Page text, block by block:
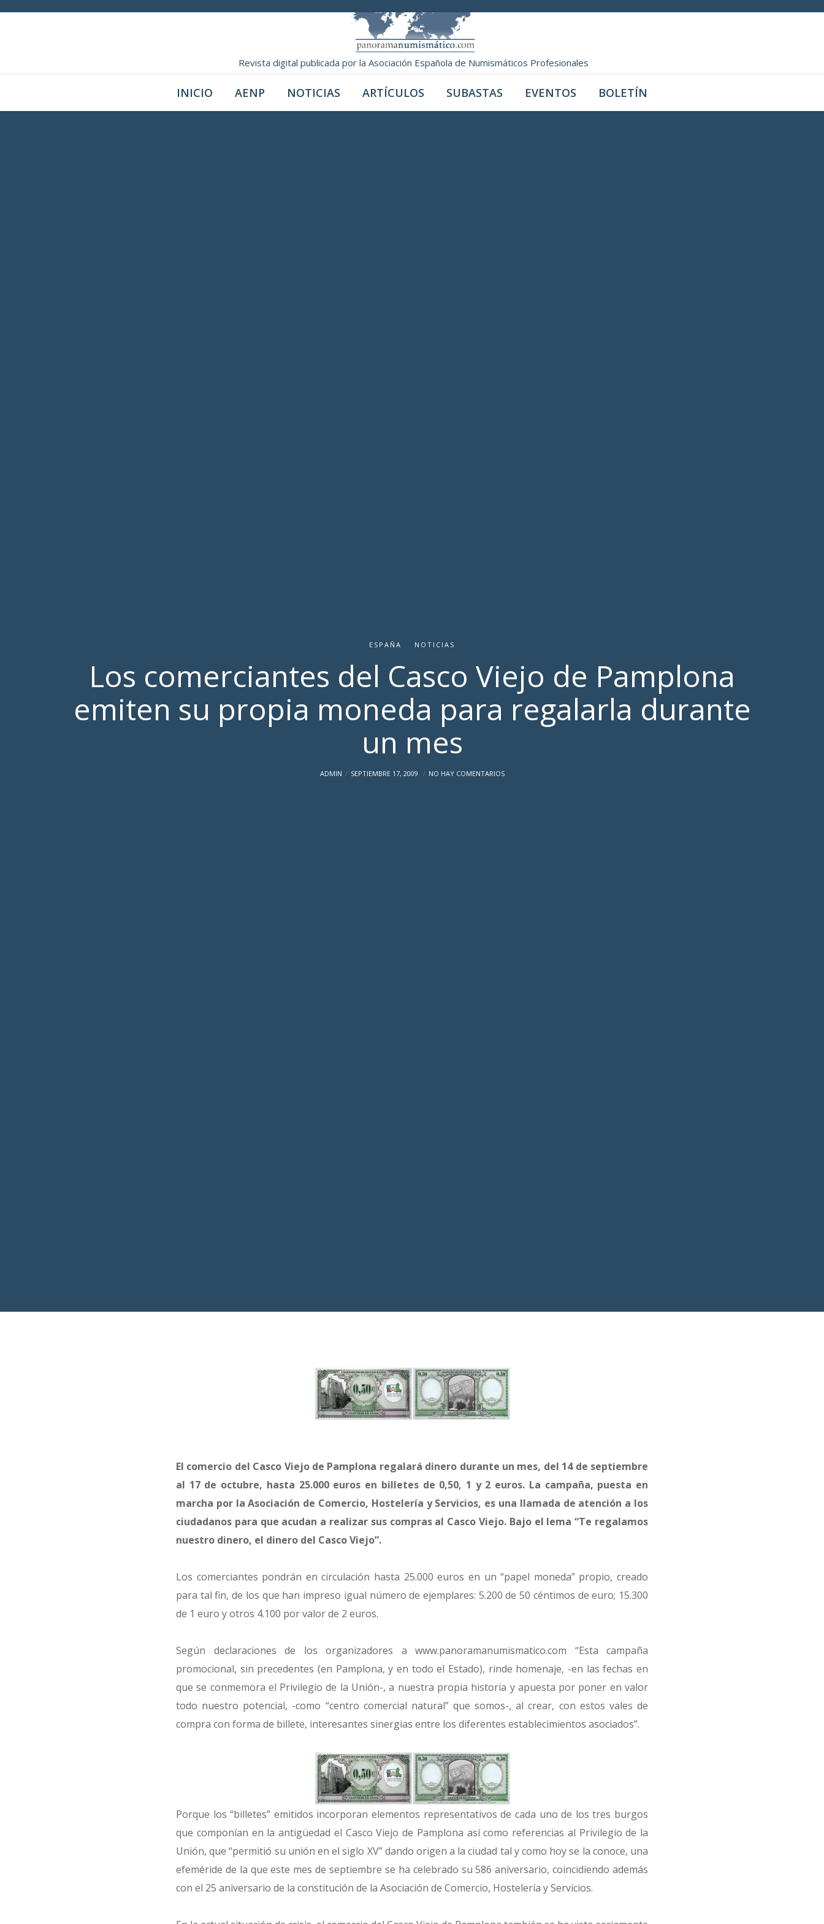
Revista digital publicada por la Asociación Española de Numismáticos Profesionales
INICIO AENP NOTICIAS ARTÍCULOS SUBASTAS EVENTOS BOLETÍN
ESPAÑA NOTICIAS
Los comerciantes del Casco Viejo de Pamplona
emiten su propia moneda para regalarla durante
un mes
ADMIN SEPTIEMBRE 17, 2009 NO HAY COMENTARIOS
El comercio del Casco Viejo de Pamplona regalará dinero durante un mes, del 14 de septiembre
al 17 de octubre, hasta 25.000 euros en billetes de 0,50, 1 y 2 euros. La campaña, puesta en
marcha por la Asociación de Comercio, Hostelería y Servicios, es una llamada de atención a los
ciudadanos para que acudan a realizar sus compras al Casco Viejo. Bajo el lema “Te regalamos
nuestro dinero, el dinero del Casco Viejo”.
Los comerciantes pondrán en circulación hasta 25.000 euros en un “papel moneda” propio, creado
para tal fin, de los que han impreso igual número de ejemplares: 5.200 de 50 céntimos de euro; 15.300
de 1 euro y otros 4.100 por valor de 2 euros.
Según declaraciones de los organizadores a www.panoramanumismatico.com “Esta campaña
promocional, sin precedentes (en Pamplona, y en todo el Estado), rinde homenaje, -en las fechas en
que se conmemora el Privilegio de la Unión-, a nuestra propia historia y apuesta por poner en valor
todo nuestro potencial, -como “centro comercial natural” que somos-, al crear, con estos vales de
compra con forma de billete, interesantes sinergias entre los diferentes establecimientos asociados”.
Porque los “billetes” emitidos incorporan elementos representativos de cada uno de los tres burgos
que componían en la antigüedad el Casco Viejo de Pamplona así como referencias al Privilegio de la
Unión, que “permitió su unión en el siglo XV” dando origen a la ciudad tal y como hoy se la conoce, una
efeméride de la que este mes de septiembre se ha celebrado su 586 aniversario, coincidiendo además
con el 25 aniversario de la constitución de la Asociación de Comercio, Hostelería y Servicios.